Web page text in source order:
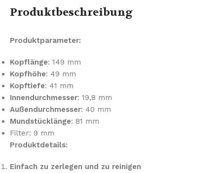
Produktbeschreibung
Produktparameter:
Kopflänge: 149 mm
Kopfhöhe: 49 mm
Kopftiefe: 41 mm
Innendurchmesser: 19,8 mm
Außendurchmesser: 40 mm
Mundstücklänge: 81 mm
Filter: 9 mm
Produktdetails:
Einfach zu zerlegen und zu reinigen